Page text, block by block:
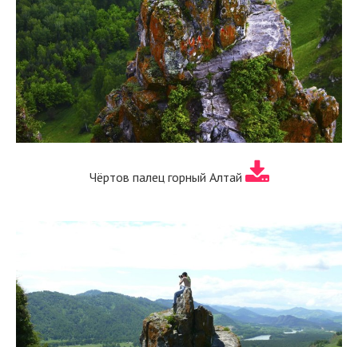
Чёртов палец горный Алтай